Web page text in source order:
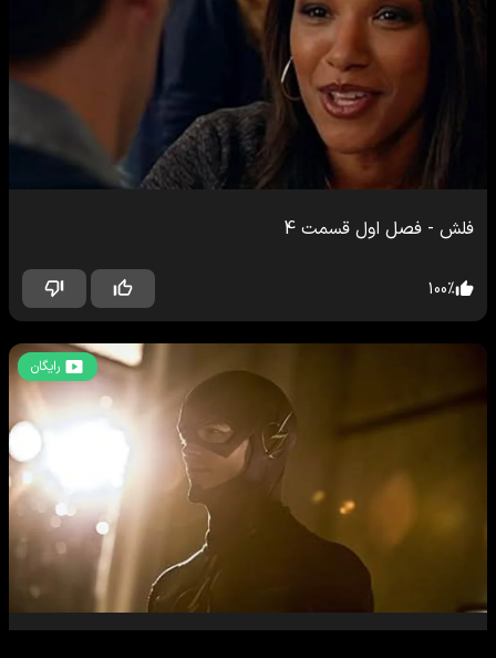
فلش - فصل اول قسمت 4
100%
رایگان